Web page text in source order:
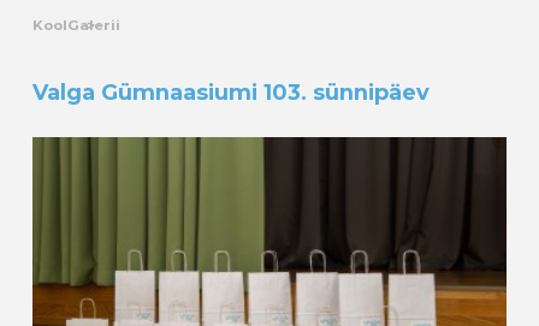
KoolGalerii
Valga Gümnaasiumi 103. sünnipäev